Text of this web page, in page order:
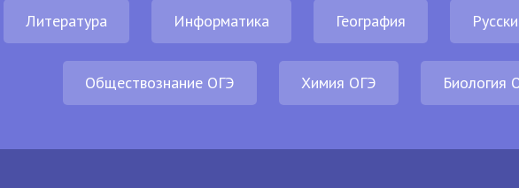
Литература Информатика География
Обществознание ОГЭ Химия ОГЭ Биология